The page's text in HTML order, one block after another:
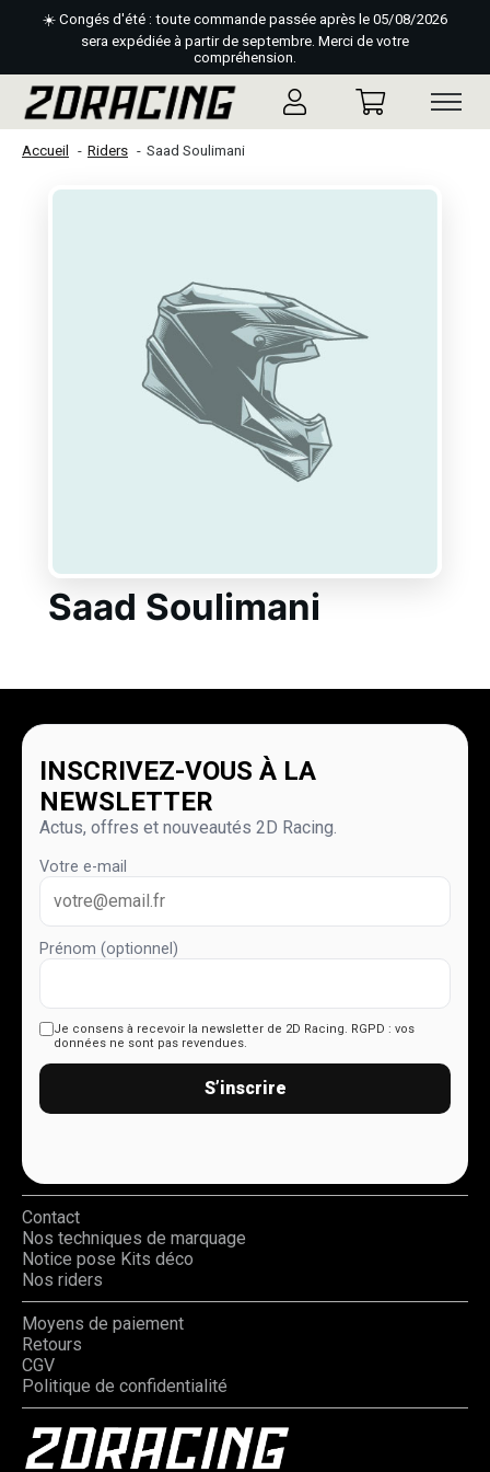
☀️ Congés d'été : toute commande passée après le 05/08/2026
sera expédiée à partir de septembre. Merci de votre
compréhension.
Accueil Riders Saad Soulimani
Saad Soulimani
INSCRIVEZ-VOUS À LA
NEWSLETTER
Actus, offres et nouveautés 2D Racing.
Votre e-mail
Prénom (optionnel)
Je consens à recevoir la newsletter de 2D Racing. RGPD : vos
données ne sont pas revendues.
S’inscrire
Contact
Nos techniques de marquage
Notice pose Kits déco
Nos riders
Moyens de paiement
Retours
CGV
Politique de confidentialité